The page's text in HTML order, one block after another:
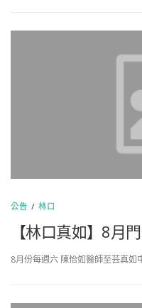
公告 /林口
【林口真如】8月
8月份每週六 陳怡如醫師至芸真